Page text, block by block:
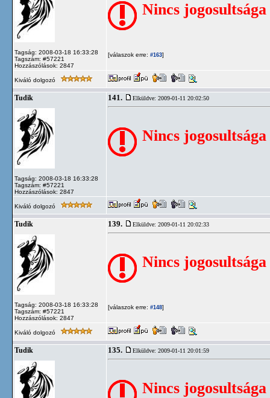
Tagság: 2008-03-18 16:33:28
Tagszám: #57221
Hozzászólások: 2847
Nincs
[válaszok erre: #163]
Kiváló dolgozó
Tudik
Tagság: 2008-03-18 16:33:28
Tagszám: #57221
Hozzászólások: 2847
141. Elküldve: 2009-01-11 20:02:50
Nincs
Kiváló dolgozó
Tudik
Tagság: 2008-03-18 16:33:28
Tagszám: #57221
Hozzászólások: 2847
139. Elküldve: 2009-01-11 20:02:33
Nincs
[válaszok erre: #148]
Kiváló dolgozó
Tudik 135. Elküldve: 2009-01-11 20:01:59
Nincs